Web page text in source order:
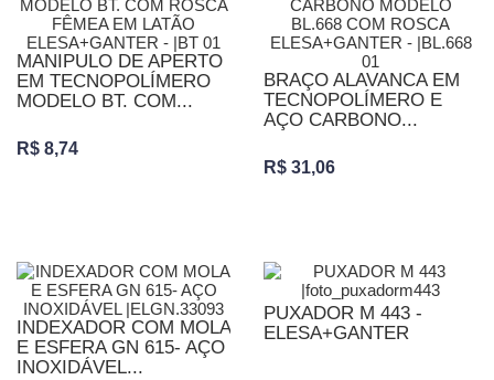
MANIPULO DE APERTO
EM TECNOPOLÍMERO
MODELO BT. COM...
R$ 8,74
BRAÇO ALAVANCA EM
TECNOPOLÍMERO E
AÇO CARBONO...
R$ 31,06
INDEXADOR COM MOLA
E ESFERA GN 615- AÇO
INOXIDÁVEL...
PUXADOR M 443 -
ELESA+GANTER